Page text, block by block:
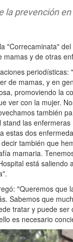
la prevención
"Correcaminata"
y de otras
de mamas, y en
promoviendo la
ver con la mujer.
también
las
estas dos
también que
mamaria.
está
"Queremos
Sabemos que
tratar y puede
es necesario